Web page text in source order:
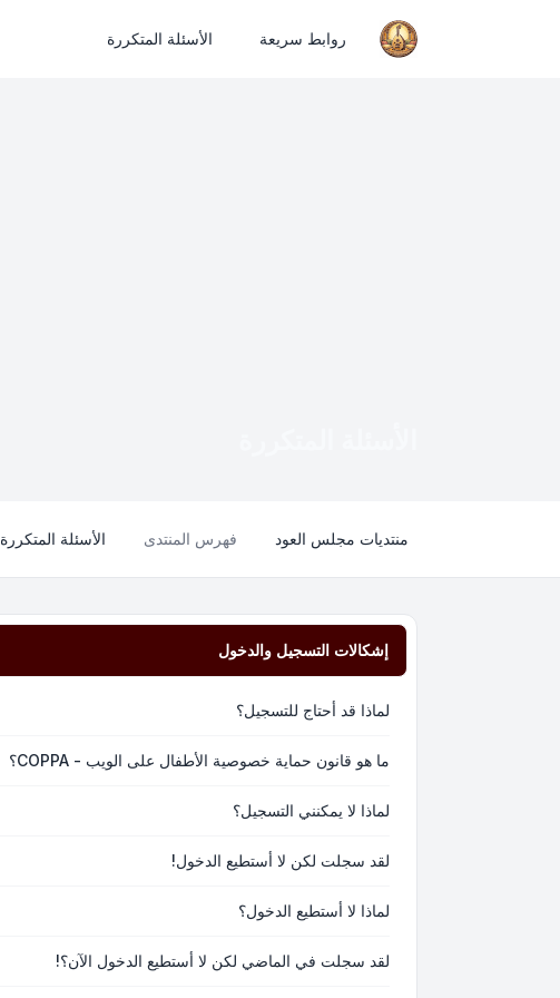
روابط سريعة الأسئلة المتكررة
منتديات مجلس العود فهرس المنتدى الأسئلة المتكررة
إشكالات التسجيل والدخول
لماذا قد أحتاج للتسجيل؟
ما هو قانون حماية خصوصية الأطفال على الويب - COPPA؟
لماذا لا يمكنني التسجيل؟
لقد سجلت لكن لا أستطيع الدخول!
لماذا لا أستطيع الدخول؟
لقد سجلت في الماضي لكن لا أستطيع الدخول الآن؟!